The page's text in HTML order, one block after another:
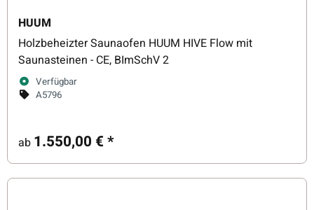
HUUM
Holzbeheizter Saunaofen HUUM HIVE Flow mit
Saunasteinen - CE, BImSchV 2
Verfügbar
A5796
ab 1.550,00 €*